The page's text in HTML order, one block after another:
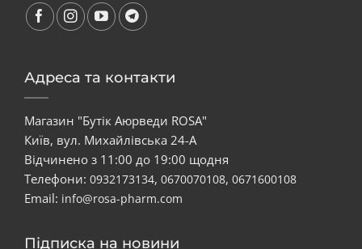
Адреса та контакти
Магазин "Бутік Аюрведи ROSA"
Київ, вул. Михайлівська 24-А
Відчинено з 11:00 до 19:00 щодня
Телефони: 0932173134, 0670070108, 0671600108
Email: info@rosa-pharm.com
Підписка на новини